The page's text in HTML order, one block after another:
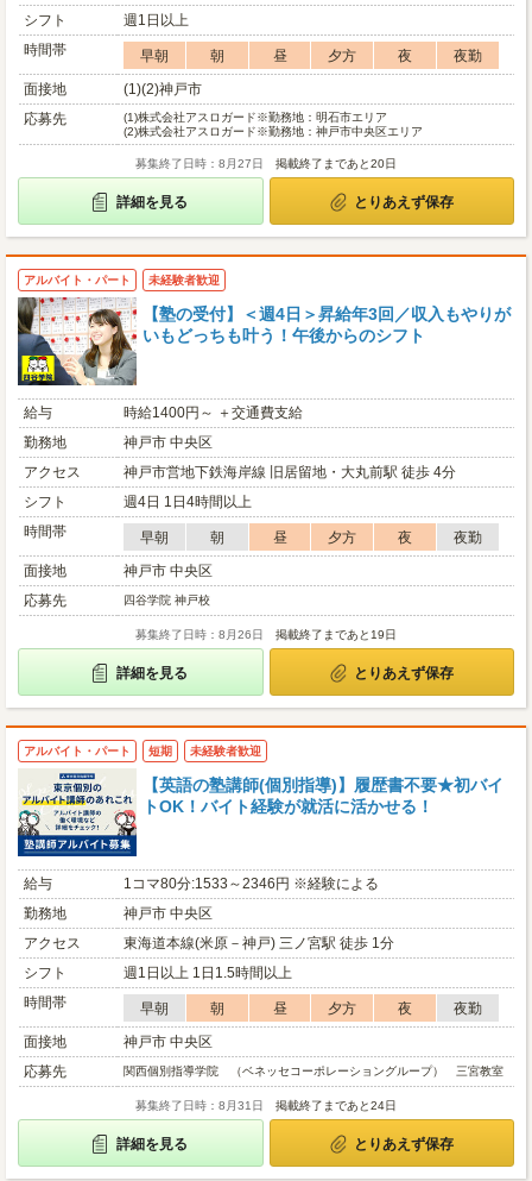
シフト
週1日以上
時間帯
早朝 朝 昼 夕方 夜
夜勤
面接地
(1)(2)神戸市
応募先
(1)株式会社アスロガード※勤務地：明石市エリア
(2)株式会社アスロガード※勤務地：神戸市中央区エリア
募集終了日時：8月27日 掲載終了まであと20日
詳細を見る とりあえず保存
アルバイト・パート 未経験者歓迎
【塾の受付】＜週4日＞昇給年3回／収入もやりが
いもどっちも叶う！午後からのシフト
給与
時給1400円～ ＋交通費支給
勤務地
神戸市 中央区
アクセス
神戸市営地下鉄海岸線 旧居留地・大丸前駅 徒歩 4分
シフト
週4日 1日4時間以上
時間帯
早朝 朝 昼 夕方 夜
夜勤
面接地
神戸市 中央区
応募先
四谷学院 神戸校
募集終了日時：8月26日 掲載終了まであと19日
詳細を見る とりあえず保存
アルバイト・パート 短期 未経験者歓迎
【英語の塾講師(個別指導)】履歴書不要★初バイ
トOK！バイト経験が就活に活かせる！
給与
1コマ80分:1533～2346円 ※経験による
勤務地
神戸市 中央区
アクセス
東海道本線(米原－神戸) 三ノ宮駅 徒歩 1分
シフト
週1日以上 1日1.5時間以上
時間帯
早朝 朝 昼 夕方 夜
夜勤
面接地
神戸市 中央区
応募先
関西個別指導学院 （ベネッセコーポレーショングループ） 三宮教室
募集終了日時：8月31日 掲載終了まであと24日
詳細を見る とりあえず保存